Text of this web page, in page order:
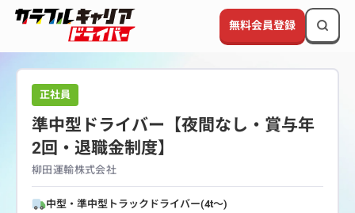
無料会員登録
正社員
準中型ドライバー【夜間なし・賞与年
2回・退職金制度】
柳田運輸株式会社
中型・準中型トラックドライバー(4t～)